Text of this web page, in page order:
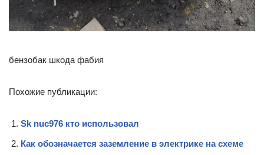
бензобак шкода фабия
Похожие публикации:
Sk nuc976 кто использовал
Как обозначается заземление в электрике на схеме